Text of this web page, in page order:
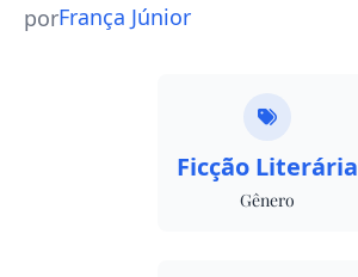
porFrança Júnior
Ficção Literária
Gênero